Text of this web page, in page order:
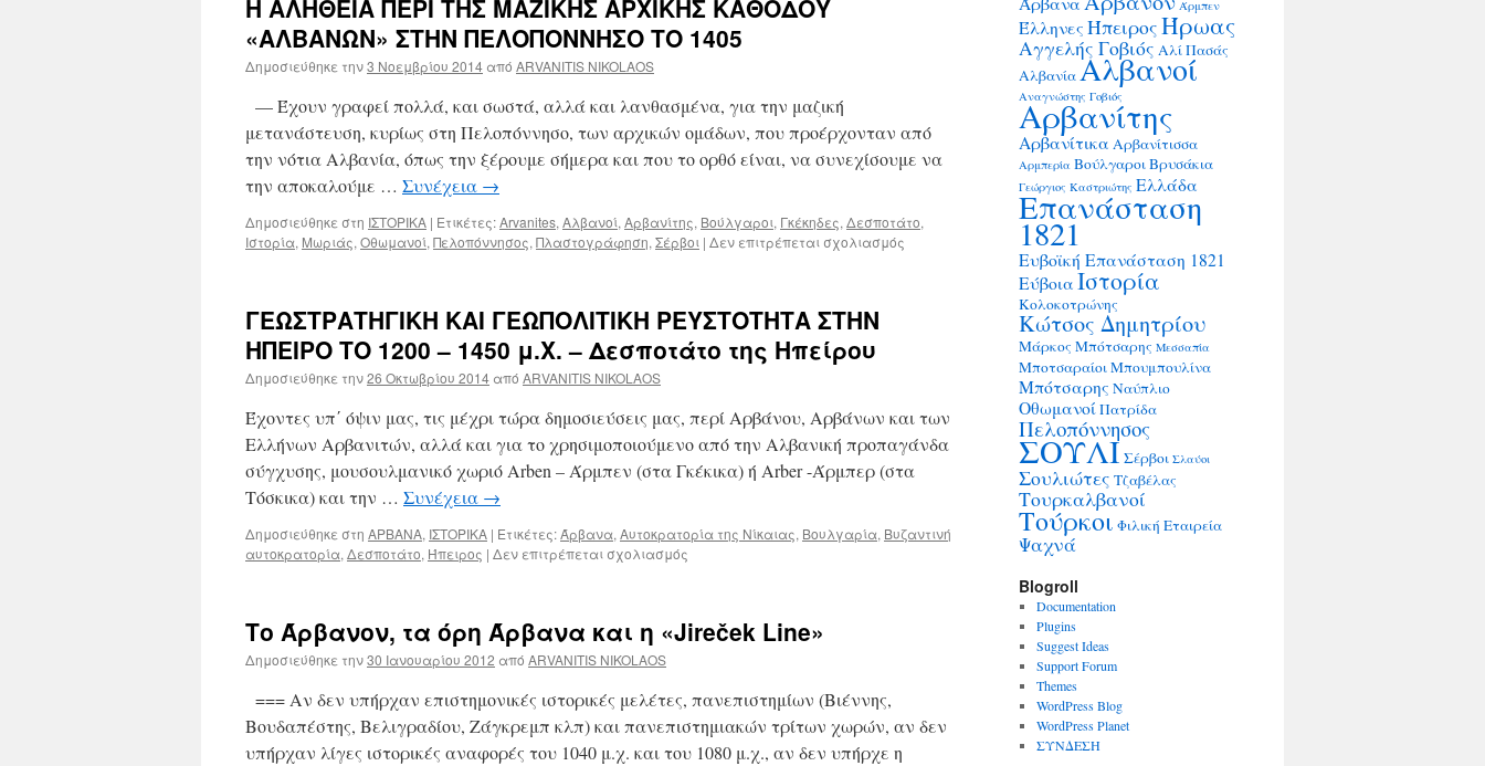
Η ΑΛΗΘΕΙΑ ΠΕΡΙ ΤΗΣ ΜΑΖΙΚΗΣ ΑΡΧΙΚΗΣ ΚΑΘΟΔΟΥ
«ΑΛΒΑΝΩΝ» ΣΤΗΝ ΠΕΛΟΠΟΝΝΗΣΟ ΤΟ 1405
Δημοσιεύθηκε την3 Νοεμβρίου 2014 από ARVANITIS NIKOLAOS
— Έχουν γραφεί πολλά, και σωστά, αλλά και λανθασμένα, για την μαζική
μετανάστευση, κυρίως στη Πελοπόννησο, των αρχικών ομάδων, που προέρχονταν από
την νότια Αλβανία, όπως την ξέρουμε σήμερα και που το ορθό είναι, να συνεχίσουμε να
την αποκαλούμε … Συνέχεια →
Δημοσιεύθηκε στη ΙΣΤΟΡΙΚΑ | Ετικέτες:Arvanites, Αλβανοί, Αρβανίτης, Βούλγαροι, Γκέκηδες, Δεσποτάτο,
Ιστορία, Μωριάς, Οθωμανοί, Πελοπόννησος, Πλαστογράφηση, Σέρβοι | Δεν επιτρέπεται σχολιασμός
ΣΤΗΝ
ΠΕΛΟΠΟΝΝΗΣΟ
1405
ΓΕΩΣΤΡΑΤΗΓΙΚΗ ΚΑΙ ΓΕΩΠΟΛΙΤΙΚΗ ΡΕΥΣΤΟΤΗΤΑ ΣΤΗΝ
ΗΠΕΙΡΟ ΤΟ 1200 – 1450 μ.Χ. – Δεσποτάτο της Ηπείρου
Δημοσιεύθηκε την26 Οκτωβρίου 2014 από ARVANITIS NIKOLAOS
Έχοντες υπ΄ όψιν μας, τις μέχρι τώρα δημοσιεύσεις μας, περί Αρβάνου, Αρβάνων και των
Ελλήνων Αρβανιτών, αλλά και για το χρησιμοποιούμενο από την Αλβανική προπαγάνδα
σύγχυσης, μουσουλμανικό χωριό Arben – Άρμπεν (στα Γκέκικα) ή Arber -Άρμπερ (στα
Τόσκικα) και την … Συνέχεια →
Δημοσιεύθηκε στη ΑΡΒΑΝΑ, ΙΣΤΟΡΙΚΑ | Ετικέτες:Άρβανα, Αυτοκρατορία της Νίκαιας, Βουλγαρία, Βυζαντινή
αυτοκρατορία, Δεσποτάτο, Ήπειρος | Δεν επιτρέπεται σχολιασμός
ΡΕΥΣΤΟΤΗΤΑ
1200
–
1450
Το Άρβανον, τα όρη Άρβανα και η «Jireček Line»
Δημοσιεύθηκε την30 Ιανουαρίου 2012 από ARVANITIS NIKOLAOS
=== Αν δεν υπήρχαν επιστημονικές ιστορικές μελέτες, πανεπιστημίων (Βιέννης,
Βουδαπέστης, Βελιγραδίου, Ζάγκρεμπ κλπ) και πανεπιστημιακών τρίτων χωρών, αν δεν
υπήρχαν λίγες ιστορικές αναφορές του 1040 μ.χ. και του 1080 μ.χ., αν δεν υπήρχε η
Άρμπεν
Έλληνες ΉπειροςΉρωας
Αγγελής Γοβιός Αλί Πασάς
ΑλβανίαΑλβανοί
Αναγνώστης Γοβιός
Αρβανίτης
Αρβανίτικα Αρβανίτισσα
Αρμπερία ΒούλγαροιΒρυσάκια
Γεώργιος Καστριώτης Ελλάδα
Επανάσταση
1821
Ευβοϊκή Επανάσταση 1821
Εύβοια Ιστορία
Κολοκοτρώνης
Κώτσος Δημητρίου
Μάρκος Μπότσαρης Μεσσαπία
ΜποτσαραίοιΜπουμπουλίνα
Μπότσαρης Ναύπλιο
ΟθωμανοίΠατρίδα
Πελοπόννησος
ΣΟΥΛΙ Σέρβοι Σλαύοι
Σουλιώτες Τζαβέλας
Τουρκαλβανοί
Τούρκοι Φιλική Εταιρεία
Ψαχνά
Blogroll
Documentation
Plugins
Suggest Ideas
Support Forum
Themes
WordPress Blog
WordPress Planet
ΣΥΝΔΕΣΗ